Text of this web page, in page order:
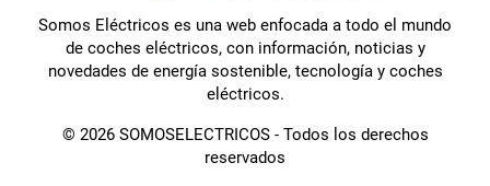
Somos Eléctricos es una web enfocada a todo el mundo
de coches eléctricos, con información, noticias y
novedades de energía sostenible, tecnología y coches
eléctricos.
© 2026 SOMOSELECTRICOS - Todos los derechos
reservados